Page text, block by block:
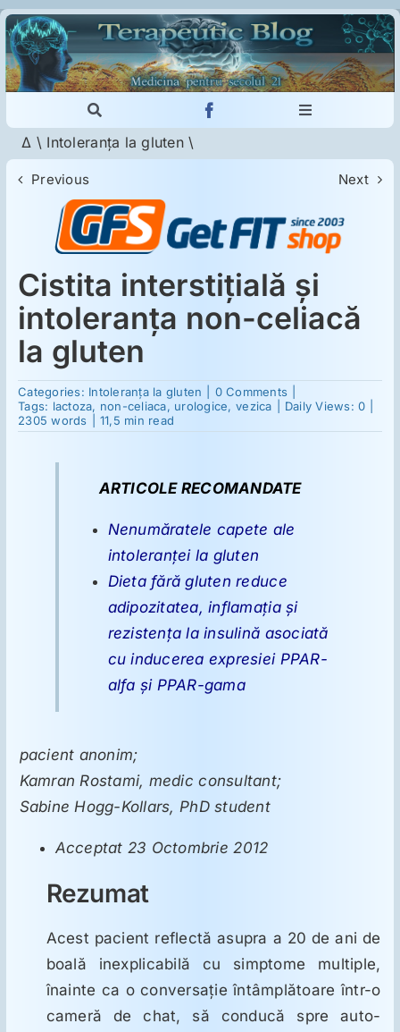
Skip
to
content
Toggle
Navigation
Cautare...
Toggle
Imunologie
Dermatologie
Psihiatrie
Neurologie
Intoleranţa la gluten
Mesajele lui Reichelt
LDN
ORL
Antipsihiatrie
Δ \ Intoleranţa la gluten \
Previous Next
Cistita interstiţială şi
intoleranţa non-celiacă
la gluten
Categories: Intoleranţa la gluten 0 Comments
Cistita
la
Tags: lactoza, non-celiaca, urologice, vezica Daily Views: 0
2305 words
11,5 min read
ARTICOLE RECOMANDATE
Nenumăratele capete ale
intoleranţei la gluten
Dieta fără gluten reduce
adipozitatea, inflamaţia şi
rezistenţa la insulină asociată
cu inducerea expresiei PPAR-
alfa şi PPAR-gama
pacient anonim;
Kamran Rostami, medic consultant;
Sabine Hogg-Kollars, PhD student
Acceptat 23 Octombrie 2012
Rezumat
Acest pacient reflectă asupra a 20 de ani de
boală inexplicabilă cu simptome multiple,
înainte ca o conversaţie întâmplătoare într-o
cameră de chat, să conducă spre auto-